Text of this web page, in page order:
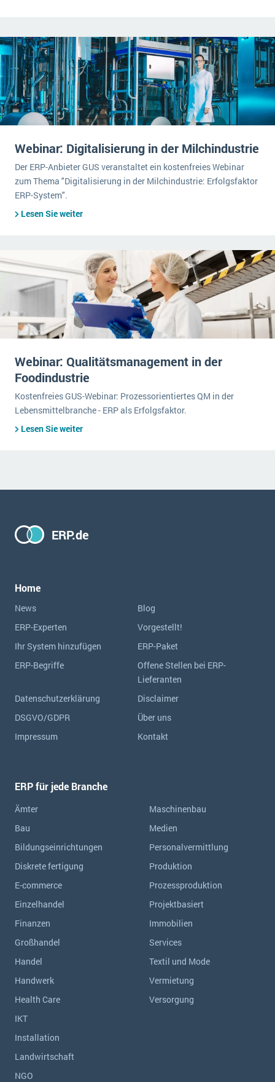
Webinar: Digitalisierung in der Milchindustrie
Der ERP-Anbieter GUS veranstaltet ein kostenfreies Webinar
zum Thema "Digitalisierung in der Milchindustrie: Erfolgsfaktor
ERP-System".
Lesen Sie weiter
Webinar: Qualitätsmanagement in der
Foodindustrie
Kostenfreies GUS-Webinar: Prozessorientiertes QM in der
Lebensmittelbranche - ERP als Erfolgsfaktor.
Lesen Sie weiter
ERP.de
Home
News
Blog
ERP-Experten
Vorgestellt!
Ihr System hinzufügen
ERP-Paket
ERP-Begriffe
Offene Stellen bei ERP-
Lieferanten
Datenschutzerklärung
Disclaimer
DSGVO/GDPR
Über uns
Impressum
Kontakt
ERP für jede Branche
Ämter
Bau
Bildungseinrichtungen
Diskrete fertigung
E-commerce
Einzelhandel
Finanzen
Großhandel
Handel
Handwerk
Health Care
IKT
Installation
Landwirtschaft
NGO
Maschinenbau
Medien
Personalvermittlung
Produktion
Prozessproduktion
Projektbasiert
Immobilien
Services
Textil und Mode
Vermietung
Versorgung